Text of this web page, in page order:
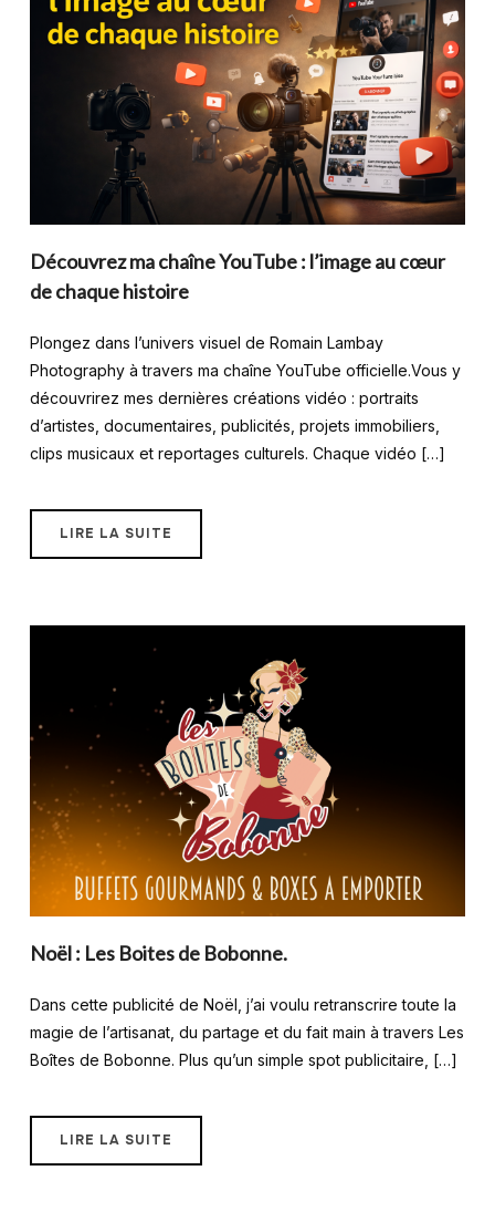
Découvrez ma chaîne YouTube : l’image au cœur
de chaque histoire
Plongez dans l’univers visuel de Romain Lambay
Photography à travers ma chaîne YouTube officielle.Vous y
découvrirez mes dernières créations vidéo : portraits
d’artistes, documentaires, publicités, projets immobiliers,
clips musicaux et reportages culturels. Chaque vidéo […]
LIRE LA SUITE
Noël : Les Boites de Bobonne.
Dans cette publicité de Noël, j’ai voulu retranscrire toute la
magie de l’artisanat, du partage et du fait main à travers Les
Boîtes de Bobonne. Plus qu’un simple spot publicitaire, […]
LIRE LA SUITE